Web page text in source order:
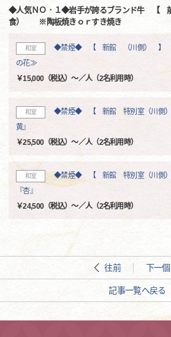
◆人気ＮＯ．１◆岩手が誇るブランド牛 【
食） ※陶板焼きｏｒすき焼き
和室
◆禁煙◆ 【 新館 （川側） 】
の花≫
￥15,000（税込）～／人（2名利用時）
和室
◆禁煙◆ 【 新館 特別室（川側
黄』
￥25,500（税込）～／人（2名利用時）
和室
◆禁煙◆ 【 新館 特別室（川側
『杏』
￥24,500（税込）～／人（2名利用時）
往前 下一個
記事一覧へ戻る